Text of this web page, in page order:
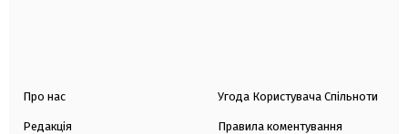
Про нас
Редакція
Угода Користувача Спільноти
Правила коментування